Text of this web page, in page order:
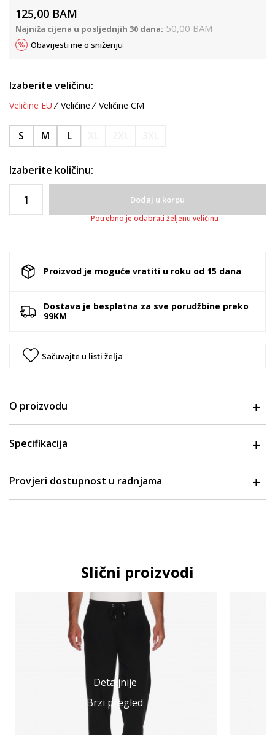
125,00 BAM
Najniža cijena u posljednjih 30 dana: 50,00 BAM
Obavijesti me o sniženju
Izaberite veličinu:
Veličine EU Veličine Veličine CM
S M L
Izaberite količinu:
Dodaj u korpu
Potrebno je odabrati željenu veličinu
Proizvod je moguće vratiti u roku od 15 dana
Dostava je besplatna za sve porudžbine preko
99KM
Sačuvajte u listi želja
O proizvodu
Specifikacija
Provjeri dostupnost u radnjama
Slični proizvodi
Detaljnije
Brzi pregled